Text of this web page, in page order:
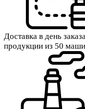
Доставка в день заказа
продукции из 50